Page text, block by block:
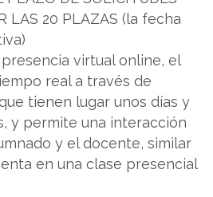
LAS 20 PLAZAS (la fecha
virtual online, el
real a través de
tienen lugar unos días y
y permite una interacción
y el docente, similar
en una clase presencial